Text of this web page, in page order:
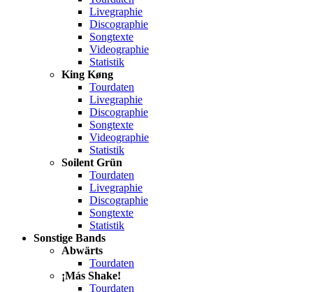
Livegraphie
Discographie
Songtexte
Videographie
Statistik
King Køng
Tourdaten
Livegraphie
Discographie
Songtexte
Videographie
Statistik
Soilent Grün
Tourdaten
Livegraphie
Discographie
Songtexte
Statistik
Sonstige Bands
Abwärts
Tourdaten
¡Más Shake!
Tourdaten